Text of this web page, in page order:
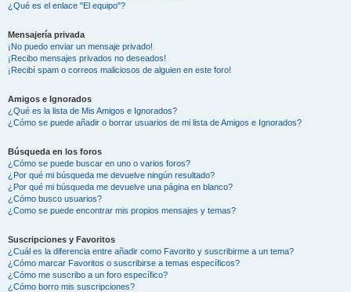
¿Qué es el enlace "El equipo"?
Mensajería privada
¡No puedo enviar un mensaje privado!
¡Recibo mensajes privados no deseados!
¡Recibí spam o correos maliciosos de alguien en este foro!
Amigos e Ignorados
¿Qué es la lista de Mis Amigos e Ignorados?
¿Cómo se puede añadir o borrar usuarios de mi lista de Amigos e Ignorados?
Búsqueda en los foros
¿Cómo se puede buscar en uno o varios foros?
¿Por qué mi búsqueda me devuelve ningún resultado?
¿Por qué mi búsqueda me devuelve una página en blanco?
¿Cómo busco usuarios?
¿Como se puede encontrar mis propios mensajes y temas?
Suscripciones y Favoritos
¿Cuál es la diferencia entre añadir como Favorito y suscribirme a un tema?
¿Cómo marcar Favoritos o suscribirse a temas específicos?
¿Cómo me suscribo a un foro específico?
¿Cómo borro mis suscripciones?